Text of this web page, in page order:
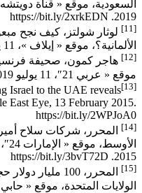
2019.
https://bit.ly/2xrkEDN
[11] لوثار شولتز، كيف نجح
الألمانية؟، موقع « إيلاف »، 11 يونيو 2019.
[12] هاجر كمون، صحيفة
موقع « عربي 21″، 11 يوليو 2019.
[13]
Israel to the UAE reveals
East Eye, 13 February 2015.
https://bit.ly/2WPJoA0
[14]
المحرر، شركات سلاح
2015.
https://bit.ly/3bvT72D
[15]
المحرر، 100